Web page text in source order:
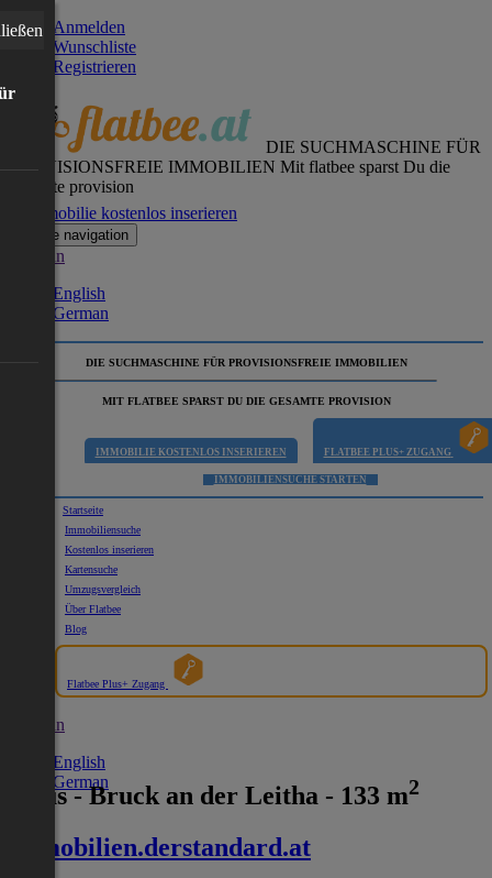
Anmelden
Wunschliste
Registrieren
DIE SUCHMASCHINE FÜR
PROVISIONSFREIE IMMOBILIEN Mit flatbee sparst Du die
gesamte provision
Immobilie kostenlos inserieren
Toggle navigation
German
English
German
DIE SUCHMASCHINE FÜR PROVISIONSFREIE IMMOBILIEN
MIT FLATBEE SPARST DU DIE GESAMTE PROVISION
IMMOBILIE KOSTENLOS INSERIEREN FLATBEE PLUS+ ZUGANG
IMMOBILIENSUCHE STARTEN
Startseite
Immobiliensuche
Kostenlos inserieren
Kartensuche
Umzugsvergleich
Über Flatbee
Blog
Flatbee Plus+ Zugang
German
English
German
Haus - Bruck an der Leitha - 133 m2
immobilien.derstandard.at